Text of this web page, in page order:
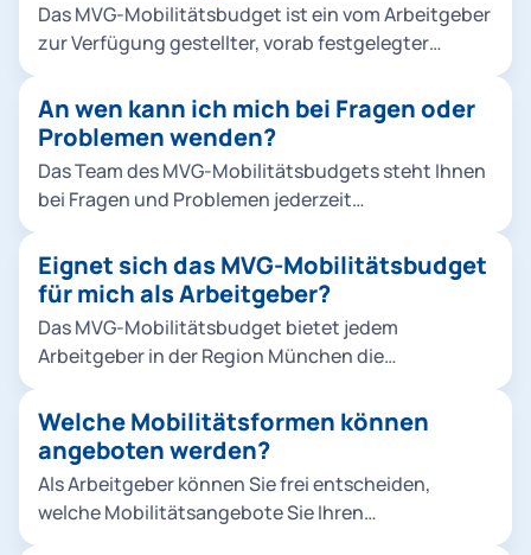
Das MVG-Mobilitätsbudget ist ein vom Arbeitgeber
zur Verfügung gestellter, vorab festgelegter
Nutzung unterschiedlicher Mobilitätsangebote
innerhalb der MVGO App verwenden können. Dabei
Fahrten als auch den Weg zur Arbeit nutzbar. Das
MVG-Mobilitätsbudget kann dabei individuell an
An wen kann ich mich bei Fragen oder
Problemen wenden?
Das Team des MVG-Mobilitätsbudgets steht Ihnen
bei Fragen und Problemen jederzeit
Eignet sich das MVG-Mobilitätsbudget
für mich als Arbeitgeber?
Das MVG-Mobilitätsbudget bietet jedem
Arbeitgeber in der Region München die
attraktiven und flexiblen Mobilitätsbenefit
anzubieten. Es ermöglicht Ihnen, der stetig
steigenden Nachfrage nach alternativen
Mobilitätsangeboten im urbanen Raum gerecht zu
werden und sich damit als attraktiver Arbeitgeber
Welche Mobilitätsformen können
angeboten werden?
Als Arbeitgeber können Sie frei entscheiden,
welche Mobilitätsangebote Sie Ihren